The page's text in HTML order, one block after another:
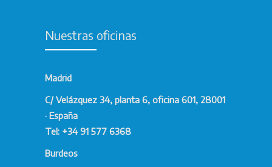
Nuestras oficinas
Madrid
C/ Velázquez 34, planta 6, oficina 601, 28001
· España
Tel: +34 91 577 6368
Burdeos